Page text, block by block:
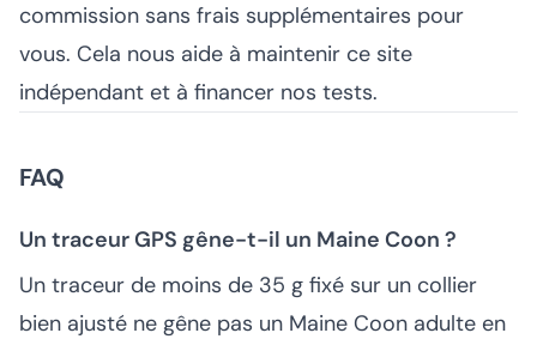
commission sans frais supplémentaires pour
vous. Cela nous aide à maintenir ce site
indépendant et à financer nos tests.
FAQ
Un traceur GPS gêne-t-il un Maine Coon ?
Un traceur de moins de 35 g fixé sur un collier
bien ajusté ne gêne pas un Maine Coon adulte en